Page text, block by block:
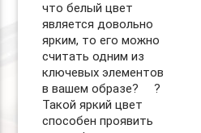
что белый цвет
является довольно
ярким, то его можно
считать одним из
ключевых элементов
в вашем образе? ⠀ ?
Такой яркий цвет
способен проявить